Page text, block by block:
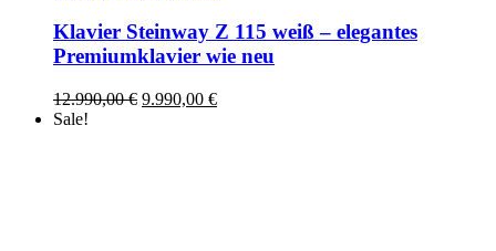
Klavier Steinway Z 115 weiß – elegantes
Premiumklavier wie neu
12.990,00€ Ursprünglicher
9.990,00 €Aktueller
Sale!